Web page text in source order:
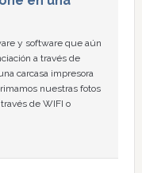
y software que aún
a través de
carcasa impresora
nuestras fotos
de WIFI o